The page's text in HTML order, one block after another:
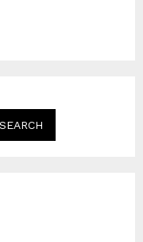
SEARCH